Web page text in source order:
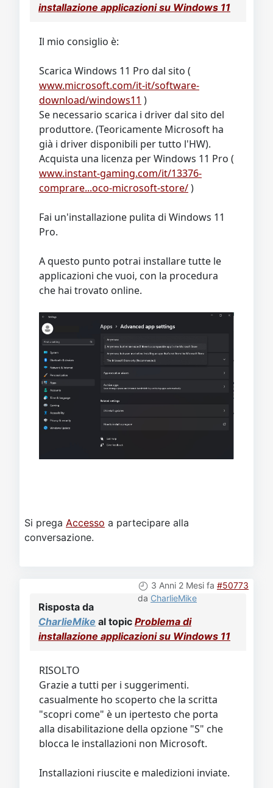
installazione applicazioni su Windows 11
Il mio consiglio è:
Scarica Windows 11 Pro dal sito (
www.microsoft.com/it-it/software-
download/windows11 )
Se necessario scarica i driver dal sito del
produttore. (Teoricamente Microsoft ha
già i driver disponibili per tutto l'HW).
Acquista una licenza per Windows 11 Pro (
www.instant-gaming.com/it/13376-
comprare...oco-microsoft-store/)
Fai un'installazione pulita di Windows 11
Pro.
A questo punto potrai installare tutte le
applicazioni che vuoi, con la procedura
che hai trovato online.
Si prega Accesso a partecipare alla
conversazione.
3 Anni 2 Mesi fa #50773
da CharlieMike
Risposta da
CharlieMike al topic Problema di
installazione applicazioni su Windows 11
RISOLTO
Grazie a tutti per i suggerimenti.
casualmente ho scoperto che la scritta
"scopri come" è un ipertesto che porta
alla disabilitazione della opzione "S" che
blocca le installazioni non Microsoft.
Installazioni riuscite e maledizioni inviate.